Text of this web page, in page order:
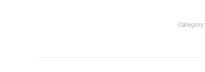
Category: